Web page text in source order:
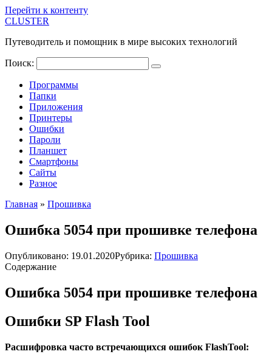
Перейти к контенту
CLUSTER
Путеводитель и помощник в мире высоких технологий
Поиск:
Программы
Папки
Приложения
Принтеры
Ошибки
Пароли
Планшет
Смартфоны
Сайты
Разное
Главная » Прошивка
Ошибка 5054 при прошивке телефона
Опубликовано: 19.01.2020Рубрика: Прошивка
Содержание
Ошибка 5054 при прошивке телефона
Ошибки SP Flash Tool
Расшифровка часто встречающихся ошибок FlashTool: